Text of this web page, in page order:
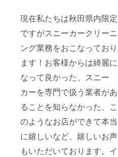
現在私たちは秋田県内限定
ですがスニーカークリーニ
ング業務をおこなっており
ます！お客様からは綺麗に
なって良かった、スニー
カーを専門で扱う業者があ
ることを知らなかった、こ
のようなお店ができて本当
に嬉しいなど、嬉しいお声
もいただいております。イ